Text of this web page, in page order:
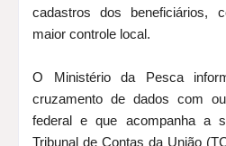
cadastros dos beneficiários,
maior controle local.
O Ministério da Pesca
cruzamento de dados com
federal e que acompanha a
Tribunal de Contas da União